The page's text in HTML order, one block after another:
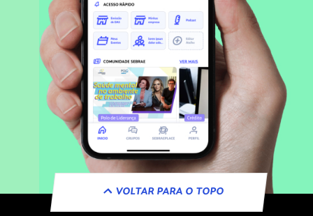
VOLTAR PARA O TOPO